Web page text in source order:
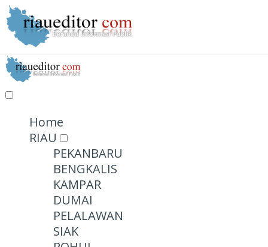
Home
RIAU
PEKANBARU
BENGKALIS
KAMPAR
DUMAI
PELALAWAN
SIAK